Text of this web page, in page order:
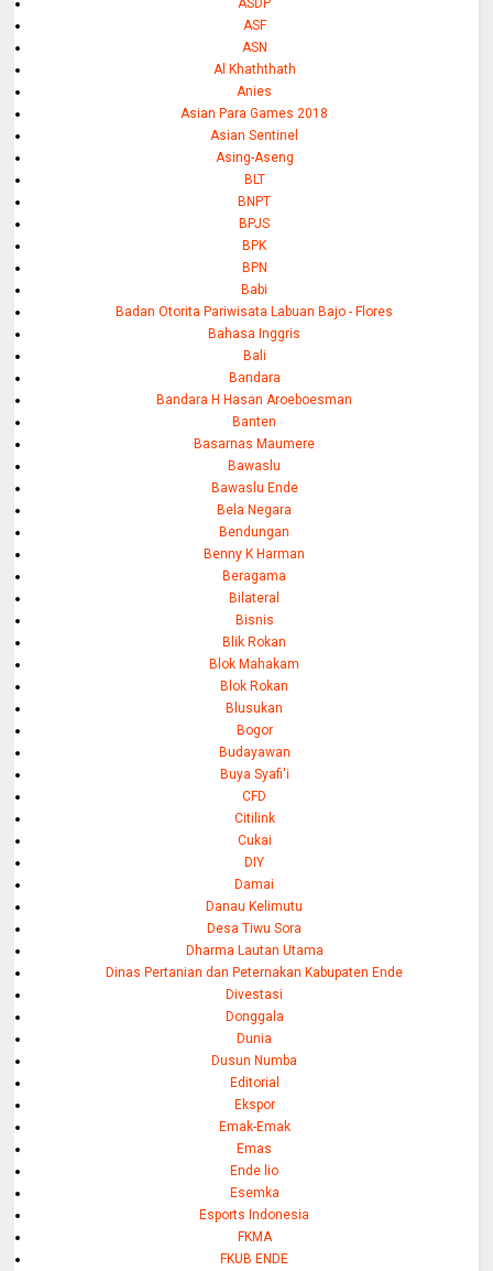
ASDP
ASF
ASN
Al Khaththath
Anies
Asian Para Games 2018
Asian Sentinel
Asing-Aseng
BLT
BNPT
BPJS
BPK
BPN
Babi
Badan Otorita Pariwisata Labuan Bajo - Flores
Bahasa Inggris
Bali
Bandara
Bandara H Hasan Aroeboesman
Banten
Basarnas Maumere
Bawaslu
Bawaslu Ende
Bela Negara
Bendungan
Benny K Harman
Beragama
Bilateral
Bisnis
Blik Rokan
Blok Mahakam
Blok Rokan
Blusukan
Bogor
Budayawan
Buya Syafi'i
CFD
Citilink
Cukai
DIY
Damai
Danau Kelimutu
Desa Tiwu Sora
Dharma Lautan Utama
Dinas Pertanian dan Peternakan Kabupaten Ende
Divestasi
Donggala
Dunia
Dusun Numba
Editorial
Ekspor
Emak-Emak
Emas
Ende lio
Esemka
Esports Indonesia
FKMA
FKUB ENDE